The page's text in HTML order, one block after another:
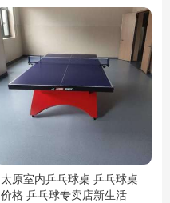
乒乓球桌样式
太原室内乒乓球桌 乒乓球桌
价格 乒乓球专卖店新生活